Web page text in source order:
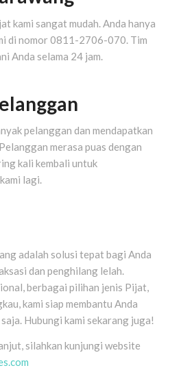
kami sangat mudah. Anda hanya
di nomor 0811-2706-070. Tim
Anda selama 24 jam.
pelanggan dan mendapatkan
merasa puas dengan
kali kembali untuk
lagi.
adalah solusi tepat bagi Anda
dan penghilang lelah.
berbagai pilihan jenis Pijat,
kami siap membantu Anda
Hubungi kami sekarang juga!
silahkan kunjungi website